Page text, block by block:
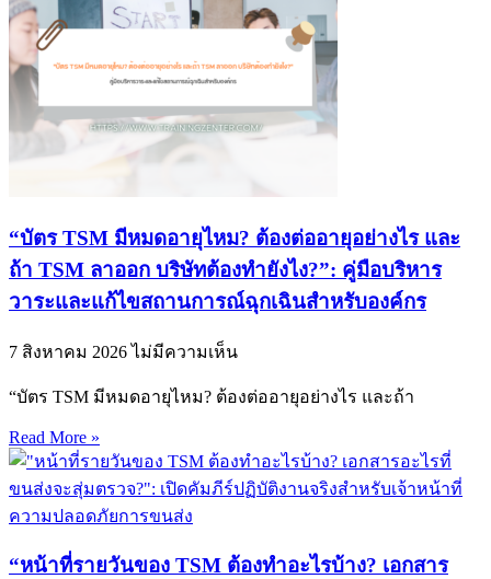
“บัตร TSM มีหมดอายุไหม? ต้องต่ออายุอย่างไร และ
ถ้า TSM ลาออก บริษัทต้องทำยังไง?”: คู่มือบริหาร
วาระและแก้ไขสถานการณ์ฉุกเฉินสำหรับองค์กร
7 สิงหาคม 2026ไม่มีความเห็น
“บัตร TSM มีหมดอายุไหม? ต้องต่ออายุอย่างไร และถ้า
Read More »
“หน้าที่รายวันของ TSM ต้องทำอะไรบ้าง? เอกสาร